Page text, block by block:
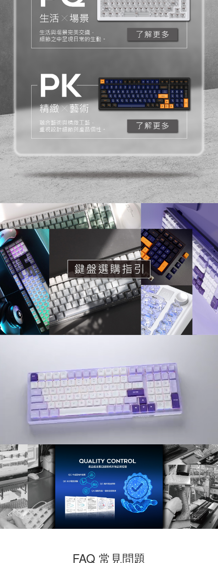
FAQ 常見問題